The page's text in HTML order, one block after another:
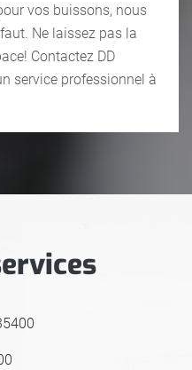
vos buissons, nous
Ne laissez pas la
Contactez DD
service professionnel à